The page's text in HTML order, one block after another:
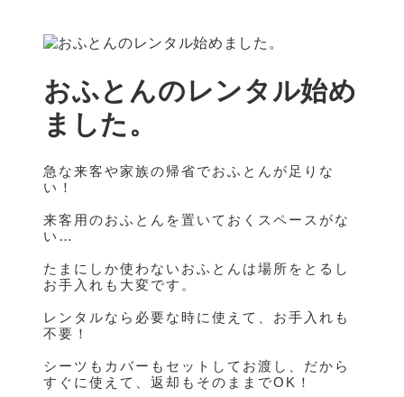
おふとんのレンタル始め
ました。
急な来客や家族の帰省でおふとんが足りな
い！
来客用のおふとんを置いておくスペースがな
い…
たまにしか使わないおふとんは場所をとるし
お手入れも大変です。
レンタルなら必要な時に使えて、お手入れも
不要！
シーツもカバーもセットしてお渡し、だから
すぐに使えて、返却もそのままでOK！